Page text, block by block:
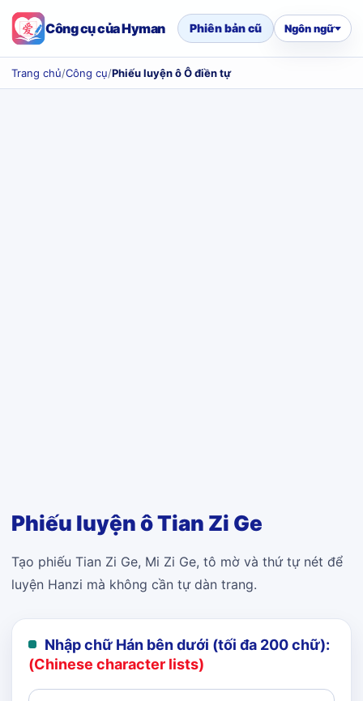
Công cụ của Hyman Phiên bản cũ Ngôn ngữ
Trang chủ/Công cụ/Phiếu luyện ô Ô điền tự
Phiếu luyện ô Tian Zi Ge
Tạo phiếu Tian Zi Ge, Mi Zi Ge, tô mờ và thứ tự nét để
luyện Hanzi mà không cần tự dàn trang.
Nhập chữ Hán bên dưới (tối đa 200 chữ):
(Chinese character lists)